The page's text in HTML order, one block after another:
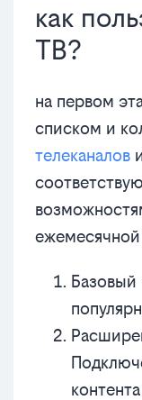
как
ТВ?
на первом
списком и
телеканалов
Базовый